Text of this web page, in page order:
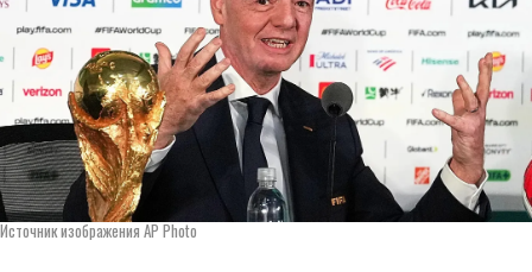
Источник изображения AP Photo